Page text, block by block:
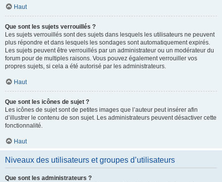
Haut
Que sont les sujets verrouillés ?
Les sujets verrouillés sont des sujets dans lesquels les utilisateurs ne peuvent
plus répondre et dans lesquels les sondages sont automatiquement expirés.
Les sujets peuvent être verrouillés par un administrateur ou un modérateur du
forum pour de multiples raisons. Vous pouvez également verrouiller vos
propres sujets, si cela a été autorisé par les administrateurs.
Haut
Que sont les icônes de sujet ?
Les icônes de sujet sont de petites images que l’auteur peut insérer afin
d’illustrer le contenu de son sujet. Les administrateurs peuvent désactiver cette
fonctionnalité.
Haut
Niveaux des utilisateurs et groupes d’utilisateurs
Que sont les administrateurs ?